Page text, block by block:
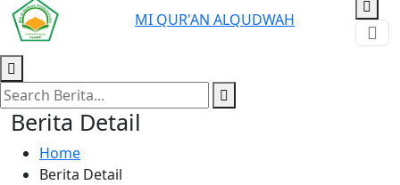
MI QUR'AN ALQUDWAH
Berita Detail
Home
Berita Detail